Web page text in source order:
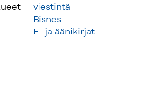
viestintä
Bisnes
E- ja äänikirjat